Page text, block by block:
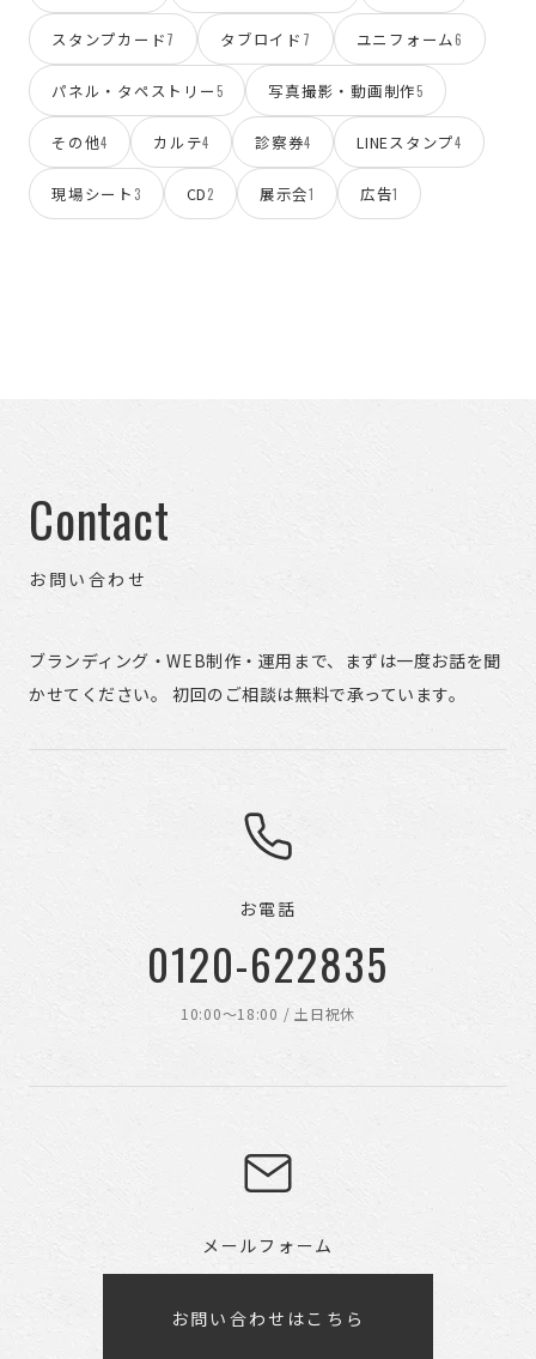
スタンプカード7 タブロイド 7 ユニフォーム6
パネル・タペストリー5 写真撮影・動画制作5
その他4 カルテ4 診察券4 LINEスタンプ4
現場シート 3 CD2 展示会1 広告1
Contact
お問い合わせ
ブランディング・WEB制作・運用まで、まずは一度お話を聞
かせてください。 初回のご相談は無料で承っています。
お電話
0120-622835
10:00〜18:00 / 土日祝休
メールフォーム
お問い合わせはこちら